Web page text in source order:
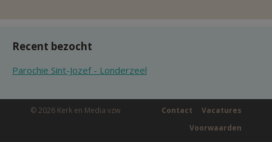
Recent bezocht
Parochie Sint-Jozef - Londerzeel
© 2026 Kerk en Media vzw Vacatures
Contact
Voorwaarden